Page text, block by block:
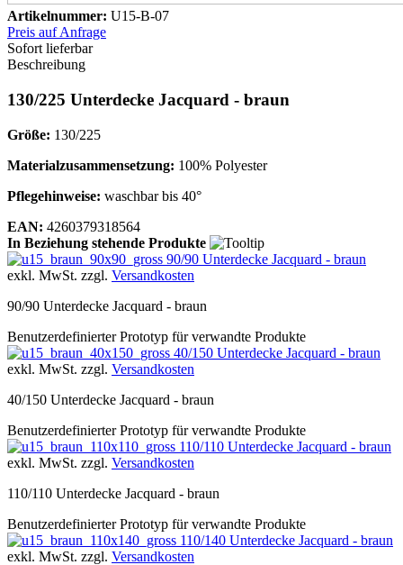
Artikelnummer: U15-B-07
Preis auf Anfrage
Sofort lieferbar
Beschreibung
130/225 Unterdecke Jacquard - braun
Größe: 130/225
Materialzusammensetzung: 100% Polyester
Pflegehinweise: waschbar bis 40°
EAN: 4260379318564
In Beziehung stehende Produkte
90/90 Unterdecke Jacquard - braun
exkl. MwSt. zzgl. Versandkosten
90/90 Unterdecke Jacquard - braun
Benutzerdefinierter Prototyp für verwandte Produkte
40/150 Unterdecke Jacquard - braun
exkl. MwSt. zzgl. Versandkosten
40/150 Unterdecke Jacquard - braun
Benutzerdefinierter Prototyp für verwandte Produkte
110/110 Unterdecke Jacquard - braun
exkl. MwSt. zzgl. Versandkosten
110/110 Unterdecke Jacquard - braun
Benutzerdefinierter Prototyp für verwandte Produkte
110/140 Unterdecke Jacquard - braun
exkl. MwSt. zzgl. Versandkosten